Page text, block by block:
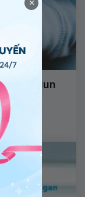
tẩy giun
×